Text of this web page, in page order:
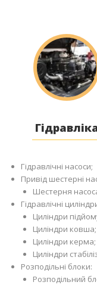
Гідравлічні насоси;
Привід шестерні
Шестерня
Гідравлічні
Циліндри
Циліндри ковша;
Циліндри керма;
Циліндри
Розподільні блоки:
Розподільний